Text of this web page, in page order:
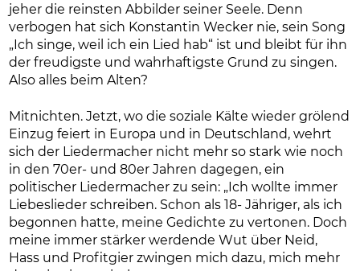
jeher die reinsten Abbilder seiner Seele. Denn
verbogen hat sich Konstantin Wecker nie, sein Song
„Ich singe, weil ich ein Lied hab“ ist und bleibt für ihn
der freudigste und wahrhaftigste Grund zu singen.
Also alles beim Alten?
Mitnichten. Jetzt, wo die soziale Kälte wieder grölend
Einzug feiert in Europa und in Deutschland, wehrt
sich der Liedermacher nicht mehr so stark wie noch
in den 70er- und 80er Jahren dagegen, ein
politischer Liedermacher zu sein: „Ich wollte immer
Liebeslieder schreiben. Schon als 18- Jähriger, als ich
begonnen hatte, meine Gedichte zu vertonen. Doch
meine immer stärker werdende Wut über Neid,
Hass und Profitgier zwingen mich dazu, mich mehr